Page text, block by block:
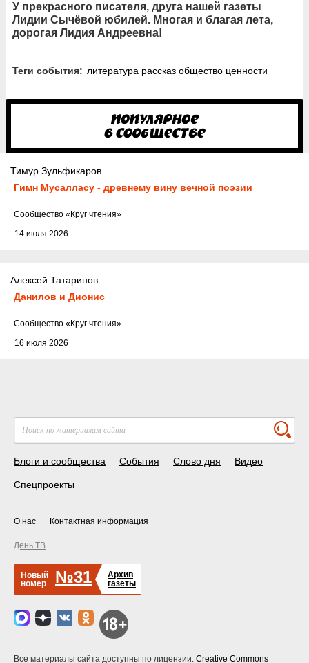
У прекрасного писателя, друга нашей газеты
Лидии Сычёвой юбилей. Многая и благая лета,
дорогая Лидия Андреевна!
Теги события: литература рассказ общество ценности
Тимур Зульфикаров
Гимн Мусалласу - древнему вину вечной поэзии
14 июля 2026
Cообщество «Круг чтения»
Алексей Татаринов
Данилов и Дионис
16 июля 2026
Cообщество «Круг чтения»
Блоги и сообщества События Слово дня Видео
Спецпроекты
О нас Контактная информация
День ТВ
Новый
номер
№31
Архив
газеты
Все материалы сайта доступны по лицензии: Creative Commons